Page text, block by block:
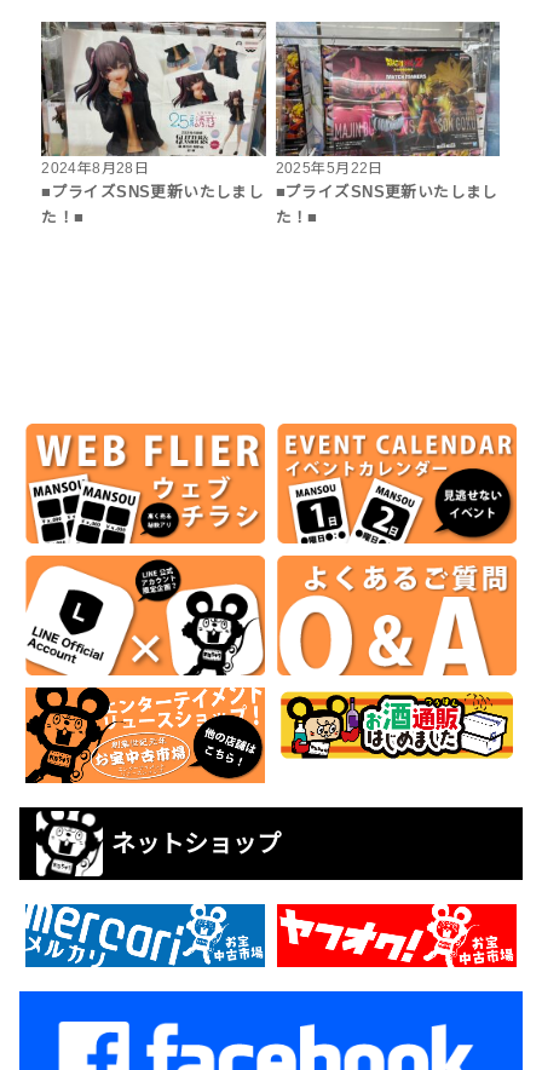
2024年8月28日
■プライズSNS更新いたしまし
た！■
2025年5月22日
■プライズSNS更新いたしまし
た！■
ネットショップ